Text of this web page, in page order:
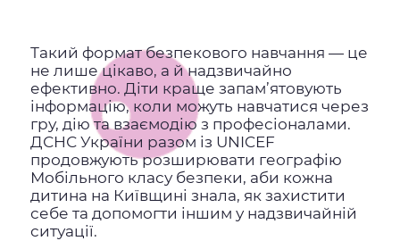
Такий формат безпекового навчання — це
не лише цікаво, а й надзвичайно
ефективно. Діти краще запам’ятовують
інформацію, коли можуть навчатися через
гру, дію та взаємодію з професіоналами.
ДСНС України разом із UNICEF
продовжують розширювати географію
Мобільного класу безпеки, аби кожна
дитина на Київщині знала, як захистити
себе та допомогти іншим у надзвичайній
ситуації.